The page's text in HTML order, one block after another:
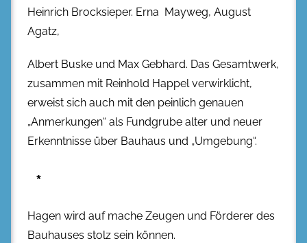
Heinrich Brocksieper. Erna Mayweg, August
Agatz,
Albert Buske und Max Gebhard. Das Gesamtwerk,
zusammen mit Reinhold Happel verwirklicht,
erweist sich auch mit den peinlich genauen
„Anmerkungen“ als Fundgrube alter und neuer
Erkenntnisse über Bauhaus und „Umgebung“.
*
Hagen wird auf mache Zeugen und Förderer des
Bauhauses stolz sein können.